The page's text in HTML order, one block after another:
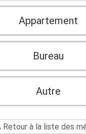
Appartement
Bureau
Autre
Retour à la liste des